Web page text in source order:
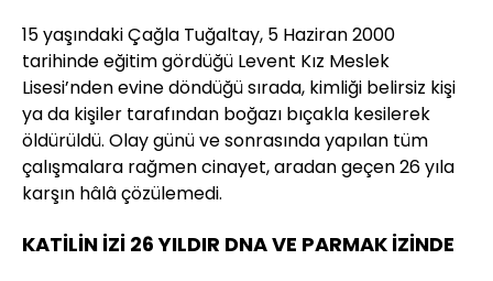
15 yaşındaki Çağla Tuğaltay, 5 Haziran 2000
tarihinde eğitim gördüğü Levent Kız Meslek
Lisesi’nden evine döndüğü sırada, kimliği belirsiz kişi
ya da kişiler tarafından boğazı bıçakla kesilerek
öldürüldü. Olay günü ve sonrasında yapılan tüm
çalışmalara rağmen cinayet, aradan geçen 26 yıla
karşın hâlâ çözülemedi.
KATİLİN İZİ 26 YILDIR DNA VE PARMAK İZİNDE